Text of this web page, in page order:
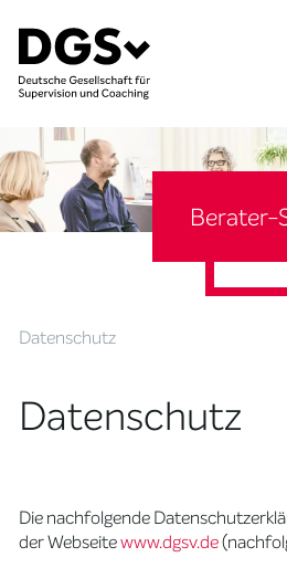
Datenschutz
Berater-
Datenschutz
Die nachfolgende
der Webseitewww.dgsv.de